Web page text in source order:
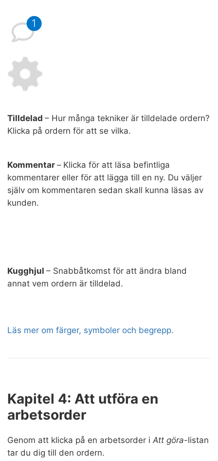
Tilldelad – Hur många tekniker är tilldelade ordern?
Klicka på ordern för att se vilka.
Kommentar – Klicka för att läsa befintliga
kommentarer eller för att lägga till en ny. Du väljer
själv om kommentaren sedan skall kunna läsas av
kunden.
Kugghjul – Snabbåtkomst för att ändra bland
annat vem ordern är tilldelad.
Läs mer om färger, symboler och begrepp.
Kapitel 4: Att utföra en
arbetsorder
Genom att klicka på en arbetsorder i Att göra-listan
tar du dig till den ordern.